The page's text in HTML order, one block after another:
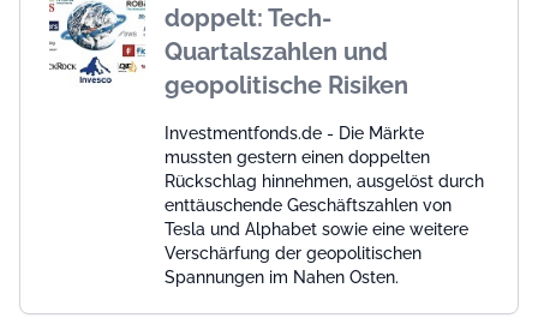
doppelt: Tech-
Quartalszahlen und
geopolitische Risiken
Investmentfonds.de - Die Märkte
mussten gestern einen doppelten
Rückschlag hinnehmen, ausgelöst durch
enttäuschende Geschäftszahlen von
Tesla und Alphabet sowie eine weitere
Verschärfung der geopolitischen
Spannungen im Nahen Osten.